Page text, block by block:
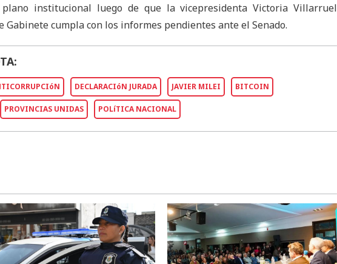
institucional luego de que la vicepresidenta Victoria Villarruel
Gabinete cumpla con los informes pendientes ante el Senado.
DECLARACIóN JURADA JAVIER MILEI BITCOIN
PROVINCIAS UNIDAS POLíTICA NACIONAL